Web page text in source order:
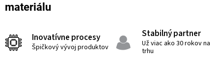
materiálu
Inovatívne procesy
Špičkový vývoj produktov
Stabilný partner
Už viac ako 30 rokov na
trhu